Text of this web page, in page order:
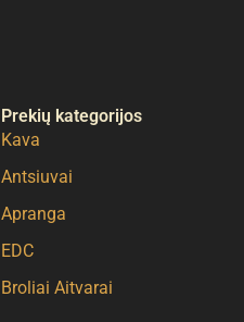
Prekių kategorijos
Kava
Antsiuvai
Apranga
EDC
Broliai Aitvarai